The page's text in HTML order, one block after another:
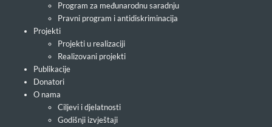
Program za međunarodnu saradnju
Pravni program i antidiskriminacija
Projekti
Projekti u realizaciji
Realizovani projekti
Publikacije
Donatori
O nama
Ciljevi i djelatnosti
Godišnji izvještaji